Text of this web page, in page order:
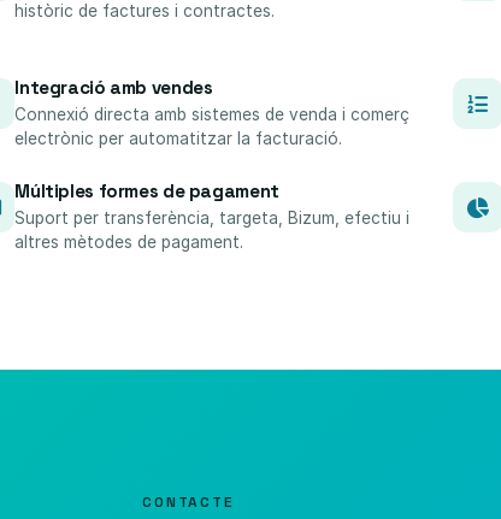
històric de factures i contractes.
Integració amb vendes
Connexió directa amb sistemes de venda i comerç
electrònic per automatitzar la facturació.
Múltiples formes de pagament
Suport per transferència, targeta, Bizum, efectiu i
altres mètodes de pagament.
CONTACTE